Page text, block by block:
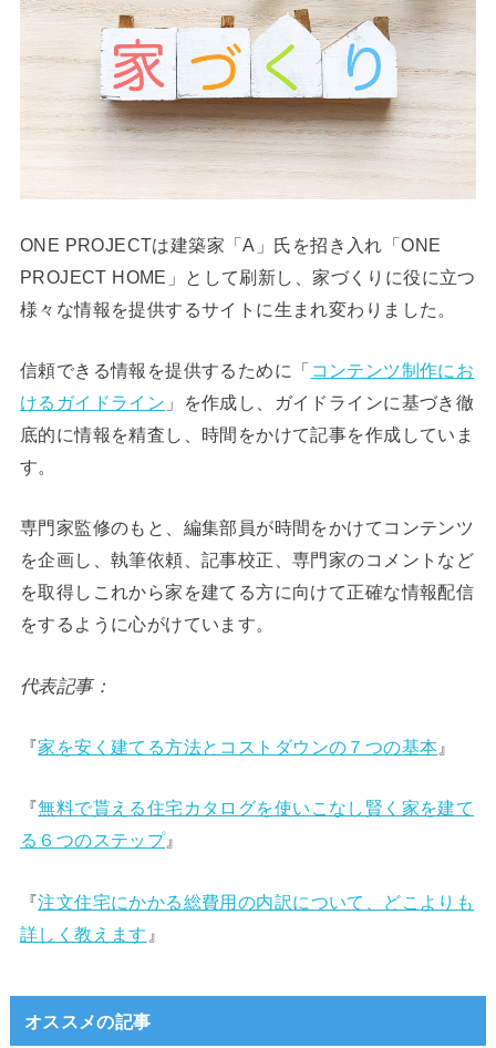
ONE PROJECTは建築家「A」氏を招き入れ「ONE
PROJECT HOME」として刷新し、家づくりに役に立つ
様々な情報を提供するサイトに生まれ変わりました。
信頼できる情報を提供するために「 コンテンツ制作にお
けるガイドライン 」を作成し、ガイドラインに基づき徹
底的に情報を精査し、時間をかけて記事を作成していま
す。
専門家監修のもと、編集部員が時間をかけてコンテンツ
を企画し、執筆依頼、記事校正、専門家のコメントなど
を取得しこれから家を建てる方に向けて正確な情報配信
をするように心がけています。
代表記事：
『家を安く建てる方法とコストダウンの７つの基本 』
『無料で貰える住宅カタログを使いこなし賢く家を建て
る６つのステップ』
『注文住宅にかかる総費用の内訳について、どこよりも
詳しく教えます 』
オススメの記事